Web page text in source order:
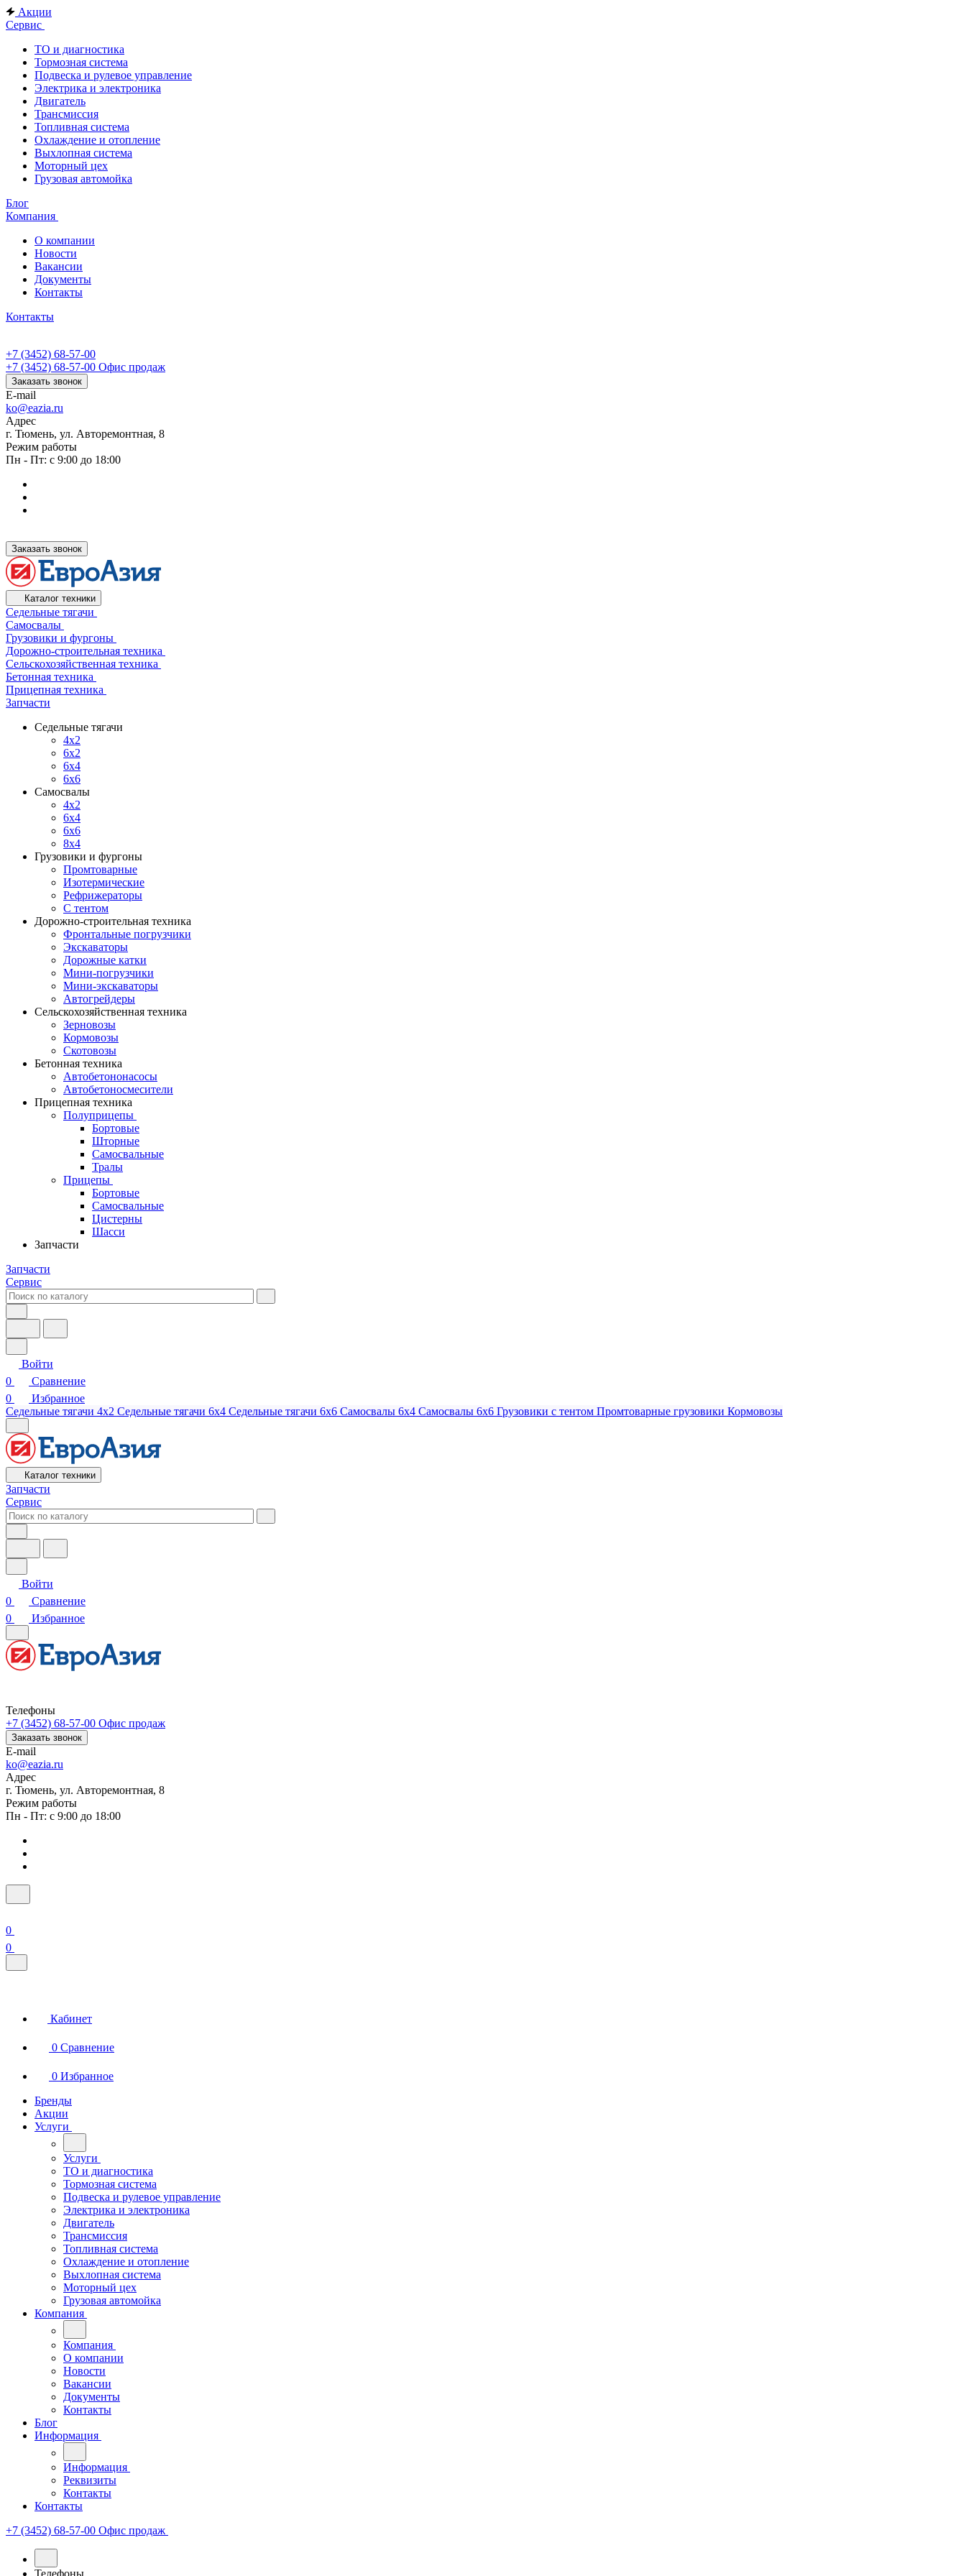
Акции
Сервис
ТО и диагностика
Тормозная система
Подвеска и рулевое управление
Электрика и электроника
Двигатель
Трансмиссия
Топливная система
Охлаждение и отопление
Выхлопная система
Моторный цех
Грузовая автомойка
Блог
Компания
О компании
Новости
Вакансии
Документы
Контакты
Контакты
+7 (3452) 68-57-00
+7 (3452) 68-57-00 Офис продаж
Заказать звонок
E-mail
ko@eazia.ru
Адрес
г. Тюмень, ул. Авторемонтная, 8
Режим работы
Пн - Пт: с 9:00 до 18:00
Заказать звонок
Каталог техники
Седельные тягачи
Самосвалы
Грузовики и фургоны
Дорожно-строительная техника
Сельскохозяйственная техника
Бетонная техника
Прицепная техника
Запчасти
Седельные тягачи
4x2
6x2
6x4
6x6
Самосвалы
4x2
6x4
6x6
8x4
Грузовики и фургоны
Промтоварные
Изотермические
Рефрижераторы
С тентом
Дорожно-строительная техника
Фронтальные погрузчики
Экскаваторы
Дорожные катки
Мини-погрузчики
Мини-экскаваторы
Автогрейдеры
Сельскохозяйственная техника
Зерновозы
Кормовозы
Скотовозы
Бетонная техника
Автобетононасосы
Автобетоносмесители
Прицепная техника
Полуприцепы
Бортовые
Шторные
Самосвальные
Тралы
Прицепы
Бортовые
Самосвальные
Цистерны
Шасси
Запчасти
Запчасти
Сервис
Войти
0
Сравнение
0
Избранное
Седельные тягачи 4х2 Седельные тягачи 6х4 Седельные тягачи 6х6 Самосвалы 6х4 Самосвалы 6х6 Грузовики с тентом Промтоварные грузовики Кормовозы
Каталог техники
Запчасти
Сервис
Войти
0
Сравнение
0
Избранное
Телефоны
+7 (3452) 68-57-00 Офис продаж
Заказать звонок
E-mail
ko@eazia.ru
Адрес
г. Тюмень, ул. Авторемонтная, 8
Режим работы
Пн - Пт: с 9:00 до 18:00
0
0
Кабинет
0 Сравнение
0 Избранное
Бренды
Акции
Услуги
Услуги
ТО и диагностика
Тормозная система
Подвеска и рулевое управление
Электрика и электроника
Двигатель
Трансмиссия
Топливная система
Охлаждение и отопление
Выхлопная система
Моторный цех
Грузовая автомойка
Компания
Компания
О компании
Новости
Вакансии
Документы
Контакты
Блог
Информация
Информация
Реквизиты
Контакты
Контакты
+7 (3452) 68-57-00 Офис продаж
Телефоны